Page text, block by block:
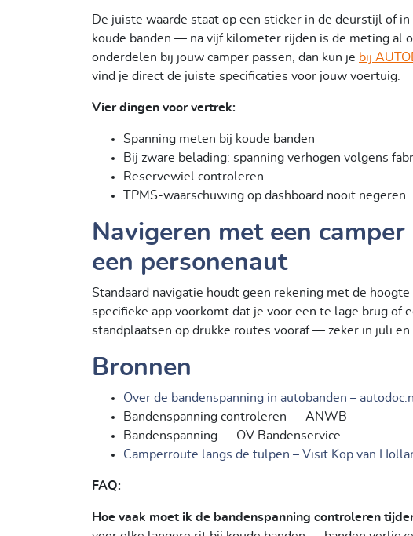
De juiste waarde staat op een sticker in de deurstijl of
koude banden — na vijf kilometer rijden is de meting al
onderdelen bij jouw camper passen, dan kun je bij
vind je direct de juiste specificaties voor jouw voertuig.
Vier dingen voor vertrek:
Spanning meten bij koude banden
Bij zware belading: spanning verhogen volgens
Reservewiel controleren
TPMS-waarschuwing op dashboard nooit negeren
Navigeren met een
een personenaut
Standaard navigatie houdt geen rekening met de
specifieke app voorkomt dat je voor een te lage brug of
standplaatsen op drukke routes vooraf — zeker in juli en
Bronnen
Over de bandenspanning in autobanden –
Bandenspanning controleren — ANWB
Bandenspanning — OV Bandenservice
Camperroute langs de tulpen – Visit Kop van
FAQ:
Hoe vaak moet ik de bandenspanning controleren